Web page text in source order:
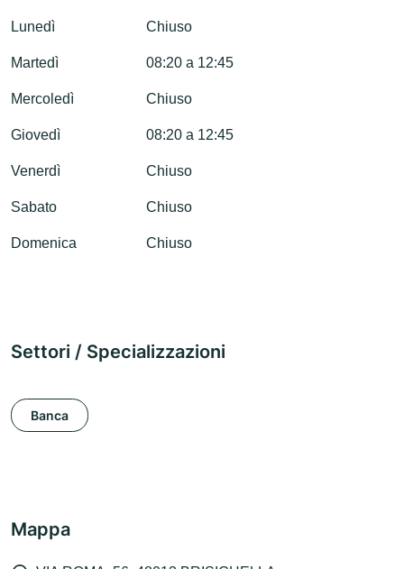
Lunedì Chiuso
Martedì 08:20 a 12:45
Mercoledì Chiuso
Giovedì 08:20 a 12:45
Venerdì Chiuso
Sabato Chiuso
Domenica Chiuso
Settori / Specializzazioni
Banca
Mappa